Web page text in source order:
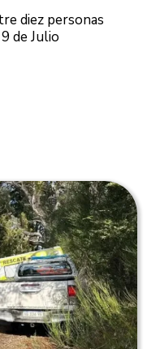
diez personas
de Julio